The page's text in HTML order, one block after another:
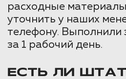
расходные
уточнить у наших
телефону. Выполнили
за 1 рабочий день.
ЕСТЬ ЛИ